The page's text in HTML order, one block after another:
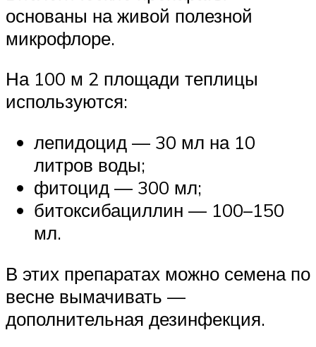
основаны на живой полезной
микрофлоре.
На 100 м 2 площади теплицы
используются:
лепидоцид — 30 мл на 10
литров воды;
фитоцид — 300 мл;
битоксибациллин — 100–150
мл.
В этих препаратах можно семена по
весне вымачивать —
дополнительная дезинфекция.